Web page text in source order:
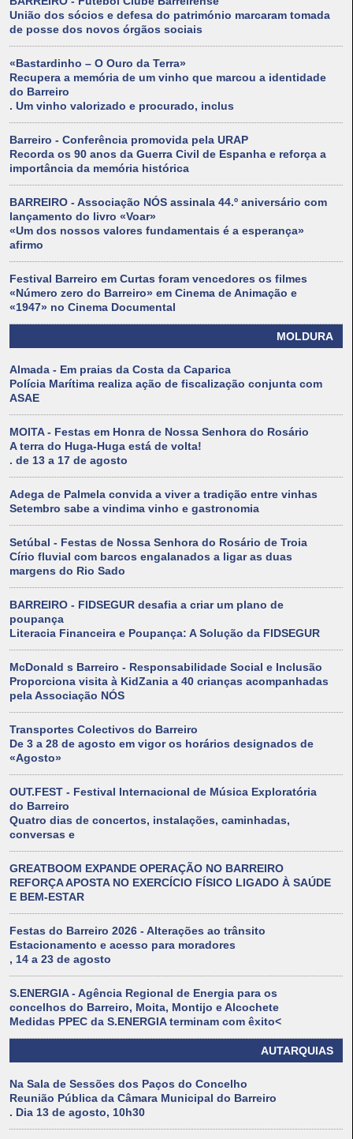
União dos sócios e defesa do património marcaram tomada
de posse dos novos órgãos sociais
«Bastardinho – O Ouro da Terra»
Recupera a memória de um vinho que marcou a identidade
do Barreiro
. Um vinho valorizado e procurado, inclus
Barreiro - Conferência promovida pela URAP
Recorda os 90 anos da Guerra Civil de Espanha e reforça a
importância da memória histórica
BARREIRO - Associação NÓS assinala 44.º aniversário com
lançamento do livro «Voar»
«Um dos nossos valores fundamentais é a esperança»
afirmo
Festival Barreiro em Curtas foram vencedores os filmes
«Número zero do Barreiro» em Cinema de Animação e
«1947» no Cinema Documental
MOLDURA
Almada - Em praias da Costa da Caparica
Polícia Marítima realiza ação de fiscalização conjunta com
ASAE
MOITA - Festas em Honra de Nossa Senhora do Rosário
A terra do Huga-Huga está de volta!
. de 13 a 17 de agosto
Adega de Palmela convida a viver a tradição entre vinhas
Setembro sabe a vindima vinho e gastronomia
Setúbal - Festas de Nossa Senhora do Rosário de Troia
Círio fluvial com barcos engalanados a ligar as duas
margens do Rio Sado
BARREIRO - FIDSEGUR desafia a criar um plano de
poupança
Literacia Financeira e Poupança: A Solução da FIDSEGUR
McDonald s Barreiro - Responsabilidade Social e Inclusão
Proporciona visita à KidZania a 40 crianças acompanhadas
pela Associação NÓS
Transportes Colectivos do Barreiro
De 3 a 28 de agosto em vigor os horários designados de
«Agosto»
OUT.FEST - Festival Internacional de Música Exploratória
do Barreiro
Quatro dias de concertos, instalações, caminhadas,
conversas e
GREATBOOM EXPANDE OPERAÇÃO NO BARREIRO
REFORÇA APOSTA NO EXERCÍCIO FÍSICO LIGADO À SAÚDE
E BEM-ESTAR
Festas do Barreiro 2026 - Alterações ao trânsito
Estacionamento e acesso para moradores
, 14 a 23 de agosto
S.ENERGIA - Agência Regional de Energia para os
concelhos do Barreiro, Moita, Montijo e Alcochete
Medidas PPEC da S.ENERGIA terminam com êxito<
AUTARQUIAS
Na Sala de Sessões dos Paços do Concelho
Reunião Pública da Câmara Municipal do Barreiro
. Dia 13 de agosto, 10h30